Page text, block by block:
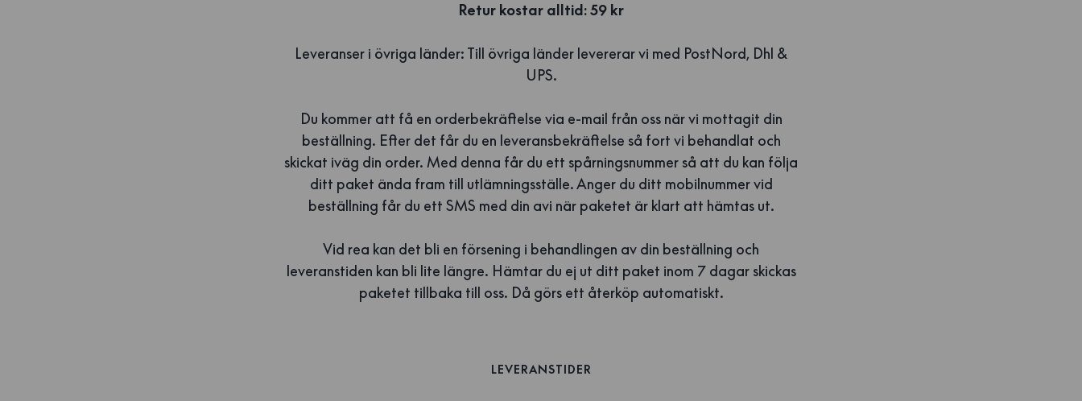
Retur kostar alltid: 59 kr
Leveranser i övriga länder: Till övriga länder levererar vi med PostNord, Dhl &
UPS.
Du kommer att få en orderbekräftelse via e-mail från oss när vi mottagit din
beställning. Efter det får du en leveransbekräftelse så fort vi behandlat och
skickat iväg din order. Med denna får du ett spårningsnummer så att du kan följa
ditt paket ända fram till utlämningsställe. Anger du ditt mobilnummer vid
beställning får du ett SMS med din avi när paketet är klart att hämtas ut.
Vid rea kan det bli en försening i behandlingen av din beställning och
leveranstiden kan bli lite längre. Hämtar du ej ut ditt paket inom 7 dagar skickas
paketet tillbaka till oss. Då görs ett återköp automatiskt.
LEVERANSTIDER